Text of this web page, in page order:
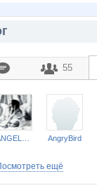
55
AngryBird
ещё